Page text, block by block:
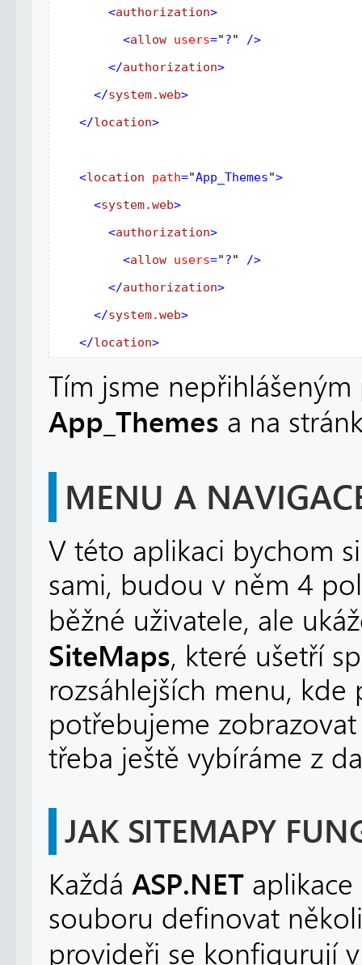
       <
authorization>
         <
allow users="?"
/>
       </
authorization>
     </
system.web>
   </
location>
   <
location path="App_Themes">
     <
system.web>
       <
authorization>
         <
allow users="?"
/>
       </
authorization>
     </
system.web>
   </
location>
Tím jsme
App_Themes a na
MENU A
V této aplikaci bychom
sami, budou v něm 4
běžné uživatele, ale
SiteMaps, které ušetří
rozsáhlejších menu,
potřebujeme
třeba ještě vybíráme z
JAK SITEMAPY
Každá ASP.NET
souboru definovat
provideři se konfigurují